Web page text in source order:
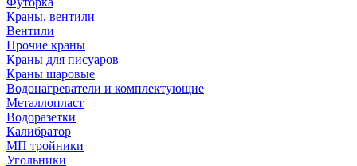
Краны, вентили
Вентили
Прочие краны
Краны для писуаров
Краны шаровые
Водонагреватели и комплектующие
Металлопласт
Водоразетки
Калибратор
МП тройники
Угольники